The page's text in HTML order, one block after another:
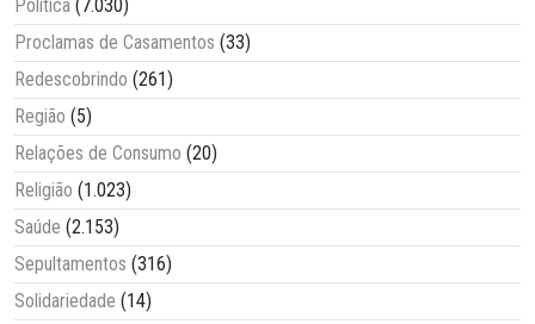
Política (7.030)
Proclamas de Casamentos (33)
Redescobrindo (261)
Região (5)
Relações de Consumo (20)
Religião (1.023)
Saúde (2.153)
Sepultamentos (316)
Solidariedade (14)